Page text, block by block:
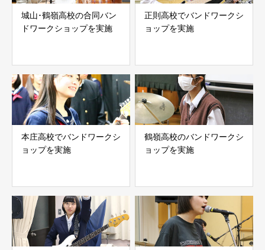
城山･鶴嶺高校の合同バン
ドワークショップを実施
正則高校でバンドワークシ
ョップを実施
本庄高校でバンドワークシ
ョップを実施
鶴嶺高校のバンドワークシ
ョップを実施